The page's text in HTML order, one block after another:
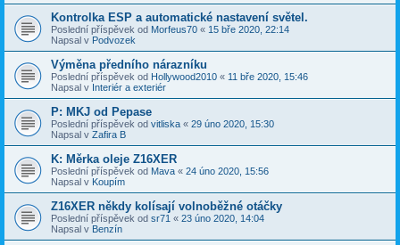
Kontrolka ESP a automatické nastavení světel.
Poslední příspěvek od Morfeus70 « 15 bře 2020, 22:14
Napsal v Podvozek
Výměna předního nárazníku
Poslední příspěvek od Hollywood2010 « 11 bře 2020, 15:46
Napsal v Interiér a exteriér
P: MKJ od Pepase
Poslední příspěvek od vitliska « 29 úno 2020, 15:30
Napsal v Zafira B
K: Měrka oleje Z16XER
Poslední příspěvek od Mava « 24 úno 2020, 15:56
Napsal v Koupím
Z16XER někdy kolísají volnoběžné otáčky
Poslední příspěvek od sr71 « 23 úno 2020, 14:04
Napsal v Benzín